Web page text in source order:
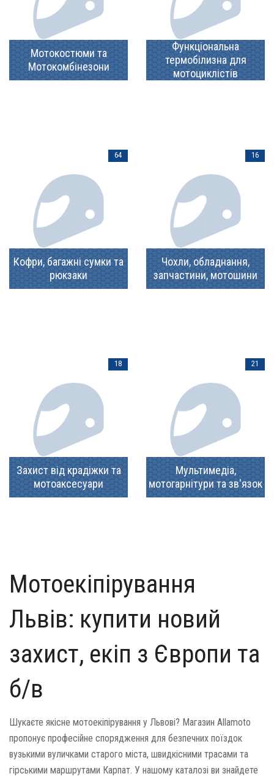
Мотокостюми та
Мотокомбінезони
Функціональна
термобілизна для
мотоциклістів
Кофри, багажні сумки та
рюкзаки
64
Чохли, обладнання,
запчастини, мотошини
16
Захист від крадіжки та
мотоаксесуари
18
Мультимедіа,
мотогарнітури та зв'язок
21
Мотоекіпірування
Львів: купити новий
захист, екіп з Європи та
б/в
Шукаєте якісне мотоекіпірування у Львові? Магазин Allamoto
пропонує професійне спорядження для безпечних поїздок
вузькими вуличками старого міста, швидкісними трасами та
гірськими маршрутами Карпат. У нашому каталозі ви знайдете